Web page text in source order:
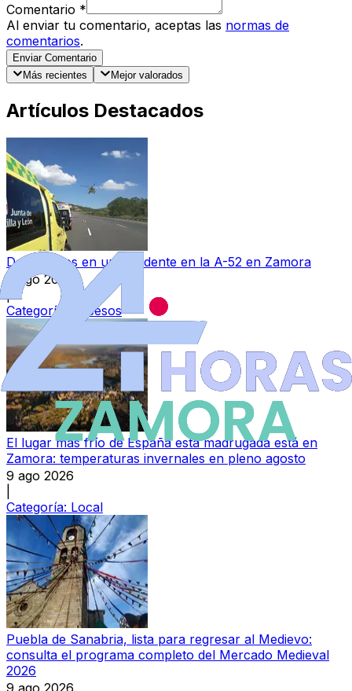
Comentario *
Al enviar tu comentario, aceptas las normas de
comentarios.
Enviar Comentario
Más recientes
Mejor valorados
Artículos Destacados
Dos heridos en un accidente en la A-52 en Zamora
9 ago 2026
Categoría:
Sucesos
El lugar más frío de España esta madrugada está en
Zamora: temperaturas invernales en pleno agosto
9 ago 2026
Categoría: Local
Puebla de Sanabria, lista para regresar al Medievo:
consulta el programa completo del Mercado Medieval
2026
9 ago 2026